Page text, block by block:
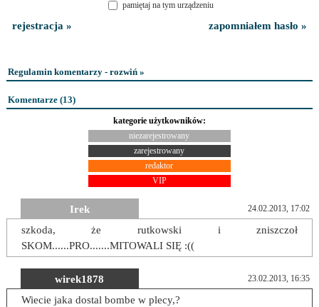
pamiętaj na tym urządzeniu
rejestracja » zapomniałem hasło »
Regulamin komentarzy - rozwiń »
Komentarze (13)
kategorie użytkowników:
niezarejestrowany
zarejestrowany
redaktor
VIP
Irek 24.02.2013, 17:02
szkoda, że rutkowski i zniszczoł
SKOM......PRO.......MITOWALI SIĘ :((
wirek1878 23.02.2013, 16:35
Wiecie jaka dostal bombe w plecy,?